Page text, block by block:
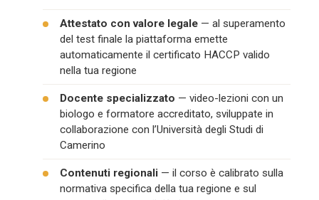
Attestato con valore legale — al superamento
del test finale la piattaforma emette
automaticamente il certificato HACCP valido
nella tua regione
Docente specializzato — video-lezioni con un
biologo e formatore accreditato, sviluppate in
collaborazione con l’Università degli Studi di
Camerino
Contenuti regionali — il corso è calibrato sulla
normativa specifica della tua regione e sul